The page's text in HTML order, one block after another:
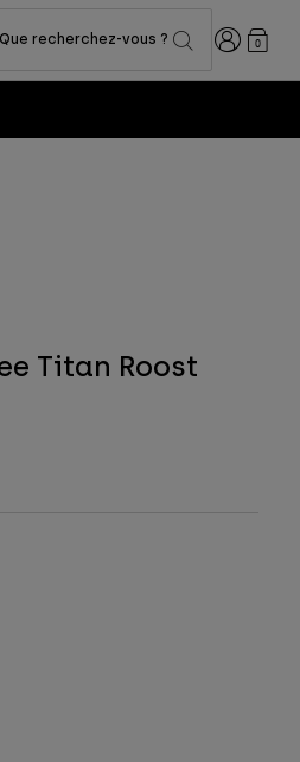
Que recherchez-vous ? Connexion
0
Titan Roost